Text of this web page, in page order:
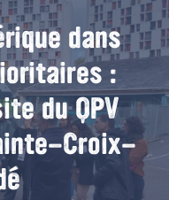
dans
:
du QPV
Croix-